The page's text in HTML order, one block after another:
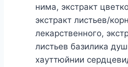
нима, экстракт
экстракт листьев/
лекарственного,
листьев базилика
хауттюйнии